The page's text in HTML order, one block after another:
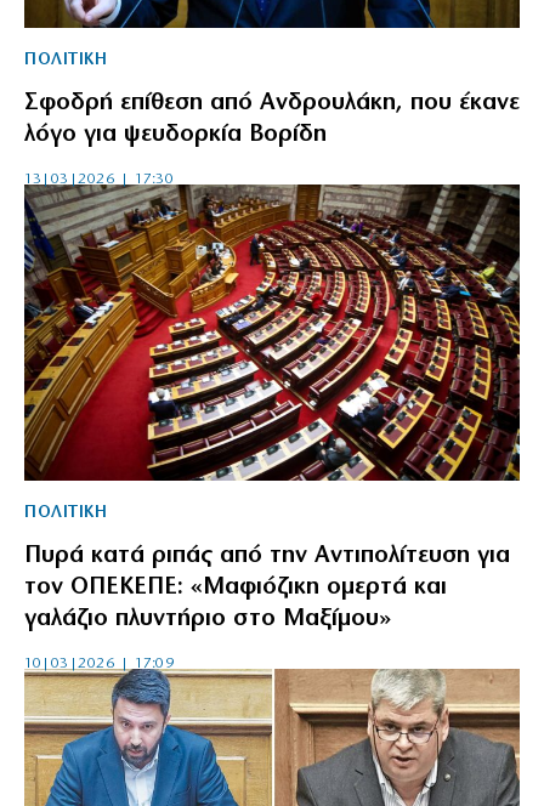
ΠΟΛΙΤΙΚΗ
Σφοδρή επίθεση από Ανδρουλάκη, που έκανε
λόγο για ψευδορκία Βορίδη
13|03|2026 | 17:30
ΠΟΛΙΤΙΚΗ
Πυρά κατά ριπάς από την Αντιπολίτευση για
τον ΟΠΕΚΕΠΕ: «Μαφιόζικη ομερτά και
γαλάζιο πλυντήριο στο Μαξίμου»
10|03|2026 | 17:09